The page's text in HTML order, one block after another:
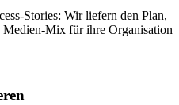
Stories: Wir liefern den Plan,
Medien-Mix für ihre Organisation